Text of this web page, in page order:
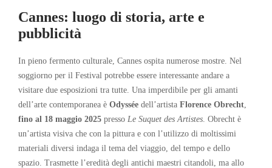
Cannes: luogo di storia, arte e
pubblicità
In pieno fermento culturale, Cannes ospita numerose mostre. Nel
soggiorno per il Festival potrebbe essere interessante andare a
visitare due esposizioni tra tutte. Una imperdibile per gli amanti
dell’arte contemporanea è Odyssée dell’artista Florence Obrecht,
fino al 18 maggio 2025 presso Le Suquet des Artistes. Obrecht è
un’artista visiva che con la pittura e con l’utilizzo di moltissimi
materiali diversi indaga il tema del viaggio, del tempo e dello
spazio. Trasmette l’eredità degli antichi maestri citandoli, ma allo